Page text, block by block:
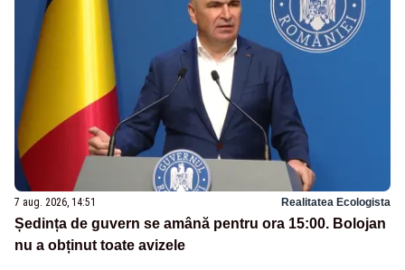
7 aug. 2026, 14:51 Realitatea Ecologista
Ședința de guvern se amână pentru ora 15:00. Bolojan
nu a obținut toate avizele